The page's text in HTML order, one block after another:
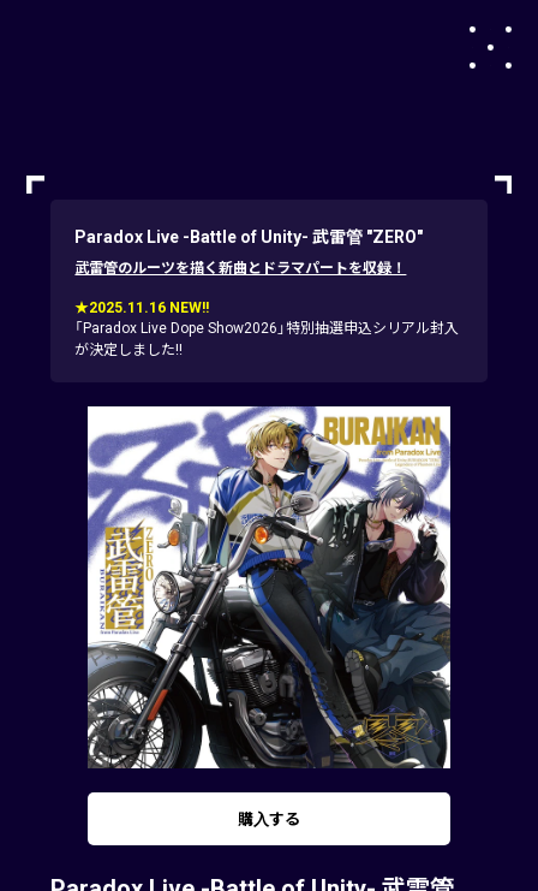
Paradox Live -Battle of Unity- 武雷管 "ZERO"
武雷管のルーツを描く新曲とドラマパートを収録！
★2025.11.16 NEW!!
「Paradox Live Dope Show2026」特別抽選申込シリアル封入
が決定しました!!
購入する